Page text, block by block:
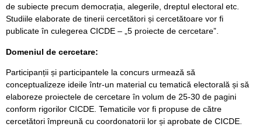
de subiecte precum democrația, alegerile, dreptul electoral etc.
Studiile elaborate de tinerii cercetători și cercetătoare vor fi
publicate în culegerea CICDE – „5 proiecte de cercetare”.
Domeniul de cercetare:
Participanții și participantele la concurs urmează să
conceptualizeze ideile într-un material cu tematică electorală și să
elaboreze proiectele de cercetare în volum de 25-30 de pagini
conform rigorilor CICDE. Tematicile vor fi propuse de către
cercetători împreună cu coordonatorii lor și aprobate de CICDE.